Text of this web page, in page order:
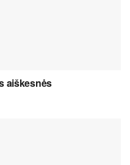
aiškesnės